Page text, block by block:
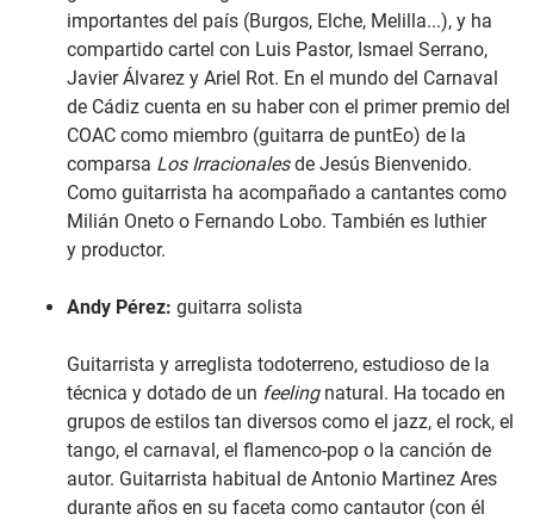
importantes del país (Burgos, Elche, Melilla...), y ha
compartido cartel con Luis Pastor, Ismael Serrano,
Javier Álvarez y Ariel Rot. En el mundo del Carnaval
de Cádiz cuenta en su haber con el primer premio del
COAC como miembro (guitarra de puntEo) de la
comparsa Los Irracionalesde Jesús Bienvenido.
Como guitarrista ha acompañado a cantantes como
Milián Oneto o Fernando Lobo. También es luthier
y productor.
Andy Pérez: guitarra solista
Guitarrista y arreglista todoterreno, estudioso de la
técnica y dotado de un feeling natural. Ha tocado en
grupos de estilos tan diversos como el jazz, el rock, el
tango, el carnaval, el flamenco-pop o la canción de
autor. Guitarrista habitual de Antonio Martinez Ares
durante años en su faceta como cantautor (con él